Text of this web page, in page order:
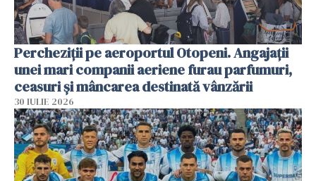
Percheziții pe aeroportul Otopeni. Angajații
unei mari companii aeriene furau parfumuri,
ceasuri și mâncarea destinată vânzării
30 IULIE 2026